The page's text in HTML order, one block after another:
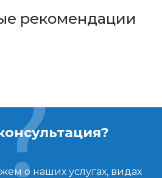
рекомендации
о наших услугах, видах